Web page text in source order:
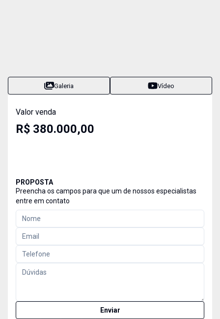
Galeria Vídeo
Valor venda
R$ 380.000,00
PROPOSTA
Preencha os campos para que um de nossos especialistas
entre em contato
Enviar